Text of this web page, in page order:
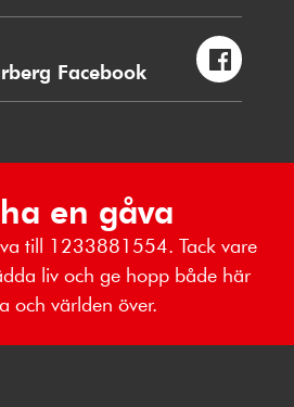
Facebook
en gåva
till 1233881554. Tack vare
liv och ge hopp både här
och världen över.